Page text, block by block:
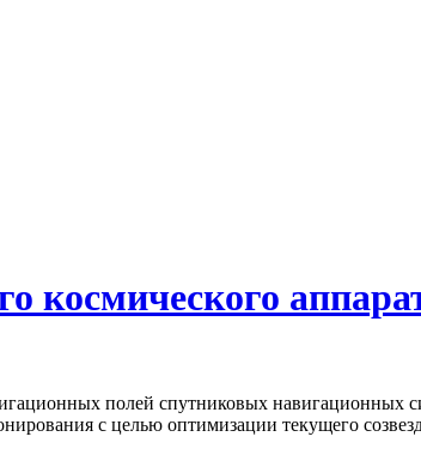
космического
полей спутниковых
с целью оптимизации текущего